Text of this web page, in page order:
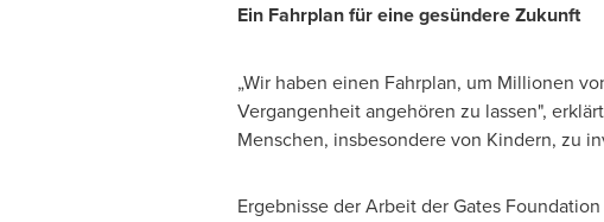
Ein Fahrplan für eine gesündere Zukunft
„Wir haben einen Fahrplan, um Millionen
Vergangenheit angehören zu lassen",
Menschen, insbesondere von Kindern, zu
Ergebnisse der Arbeit der Gates